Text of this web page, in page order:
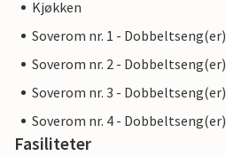
Kjøkken
Soverom nr. 1 -
Soverom nr. 2 -
Soverom nr. 3 -
Soverom nr. 4 -
Fasiliteter